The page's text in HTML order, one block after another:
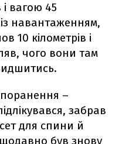
і вагою 45
із навантаженням,
10 кілометрів і
чого вони там
–
забрав
для спини й
був знову